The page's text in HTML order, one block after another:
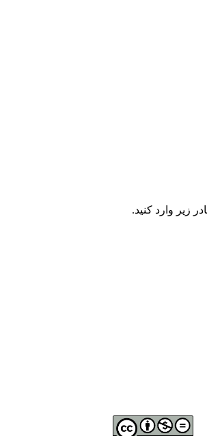
زير وارد كنيد.